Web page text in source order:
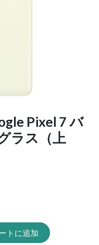
Pixel 7 バ
ラス（上
トに追加